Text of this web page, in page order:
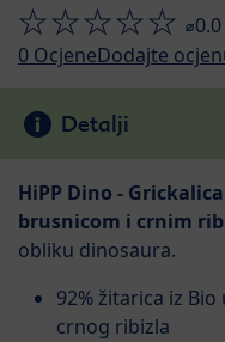
⌀0.0
0 OcjeneDodajte
Detalji
HiPP Dino -
brusnicom i crnim
obliku dinosaura.
92% žitarica iz
crnog ribizla